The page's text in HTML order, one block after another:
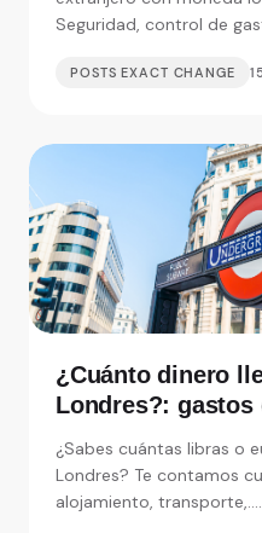
Seguridad, control de
POSTS EXACT CHANGE
¿Cuánto dinero
Londres?: gastos
¿Sabes cuántas libras o
Londres? Te contamos
alojamiento, transporte,....